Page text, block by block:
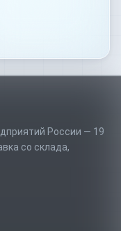
России — 19
со склада,